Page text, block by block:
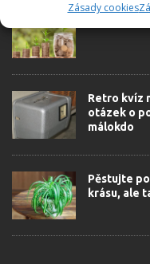
Zásady cookies
Užitečné
Retro kvíz
otázek o
málokdo
Pěstujte
krásu, ale